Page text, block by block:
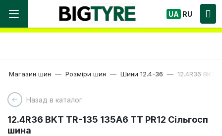
Ми працюємо! Великий вибір Шин, швидка
доставка по Україні!
UA RU
Магазин шин Розміри шин Шини 12.4-36 12.4R36 BKT
Назад в каталог
12.4R36 BKT TR-135 135A6 TT PR12 Сільгосп
шина